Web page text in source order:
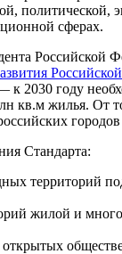
политической,
сферах.
Российской
к 2030 году
кв.м жилья. От
Стандарта:
территорий
жилой и
открытых